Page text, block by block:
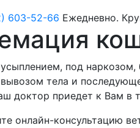
603-52-66 Ежедневно.
под наркозом,
тела и
доктор приедет к Вам в
онлайн-консультацию